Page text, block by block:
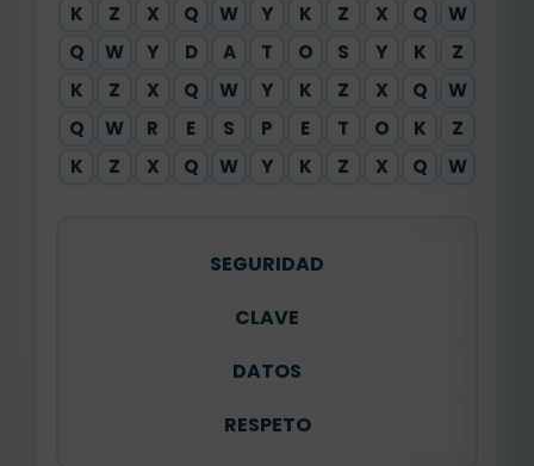
K
Z X Q W Y K Z X Q
W
Q
W Y D A T O S Y K
Z
K
Z X Q W Y K Z X Q
W
Q
W R E S P E T O K
Z
K
Z X Q W Y K Z X Q W
SEGURIDAD
CLAVE
DATOS
RESPETO